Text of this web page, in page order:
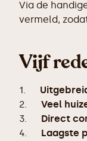
Via de
vermeld,
Vijf
1.
2. Veel
3. Direct
4. Laagste